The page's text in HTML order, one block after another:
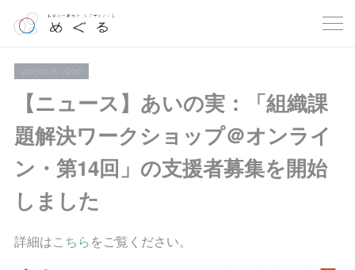
2023.01.25 09:00
【ニュース】あいの実：「組織課
題解決ワークショップ＠オンライ
ン・第14回」の支援者募集を開始
しました
詳細はこちらをご覧ください。